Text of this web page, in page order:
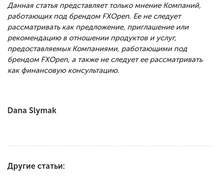
Данная статья представляет только мнение Компаний,
работающих под брендом FXOpen. Ее не следует
рассматривать как предложение, приглашение или
рекомендацию в отношении продуктов и услуг,
предоставляемых Компаниями, работающими под
брендом FXOpen, а также не следует ее рассматривать
как финансовую консультацию.
Dana Slymak
Другие статьи: